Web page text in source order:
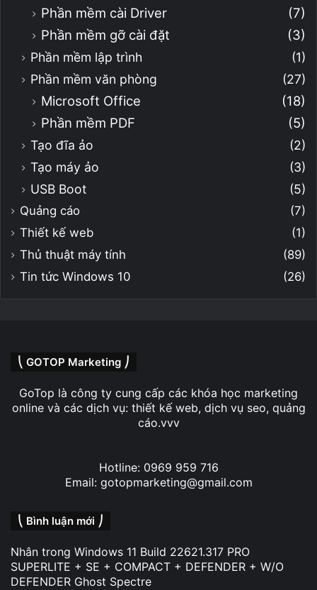
Phần mềm cài Driver
(7)
Phần mềm gỡ cài đặt
(3)
Phần mềm lập trình
(1)
Phần mềm văn phòng
(27)
Microsoft Office
(18)
Phần mềm PDF
(5)
Tạo đĩa ảo
(2)
Tạo máy ảo
(3)
USB Boot
(5)
Quảng cáo
(7)
Thiết kế web
(1)
Thủ thuật máy tính
(89)
Tin tức Windows 10
(26)
⎝ GOTOP Marketing ⎠
GoTop là công ty cung cấp các khóa học marketing
online và các dịch vụ: thiết kế web, dịch vụ seo, quảng
cáo.vvv
Hotline: 0969 959 716
Email: gotopmarketing@gmail.com
⎝ Bình luận mới ⎠
Nhân trong Windows 11 Build 22621.317 PRO
SUPERLITE + SE + COMPACT + DEFENDER + W/O
DEFENDER Ghost Spectre